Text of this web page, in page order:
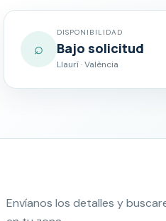
⌕
DISPONIBILIDAD
Bajo solicitud
Llaurí · València
Envíanos los detalles y